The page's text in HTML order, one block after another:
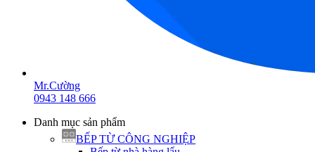
Mr.Cường
0943 148 666
Danh mục sản phẩm
BẾP TỪ CÔNG NGHIỆP